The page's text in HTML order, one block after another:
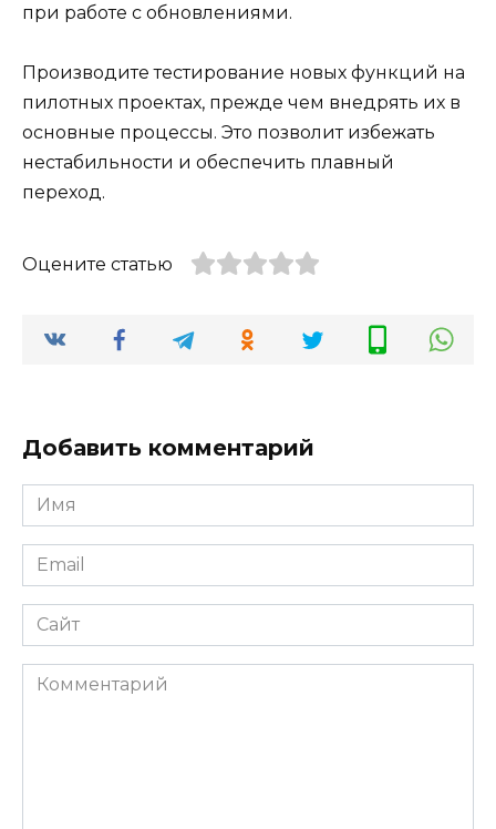
при работе с обновлениями.
Производите тестирование новых функций на
пилотных проектах, прежде чем внедрять их в
основные процессы. Это позволит избежать
нестабильности и обеспечить плавный
переход.
Оцените статью
Добавить комментарий
Имя
*
Email
*
Сайт
Комментарий